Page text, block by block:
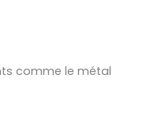
comme le métal